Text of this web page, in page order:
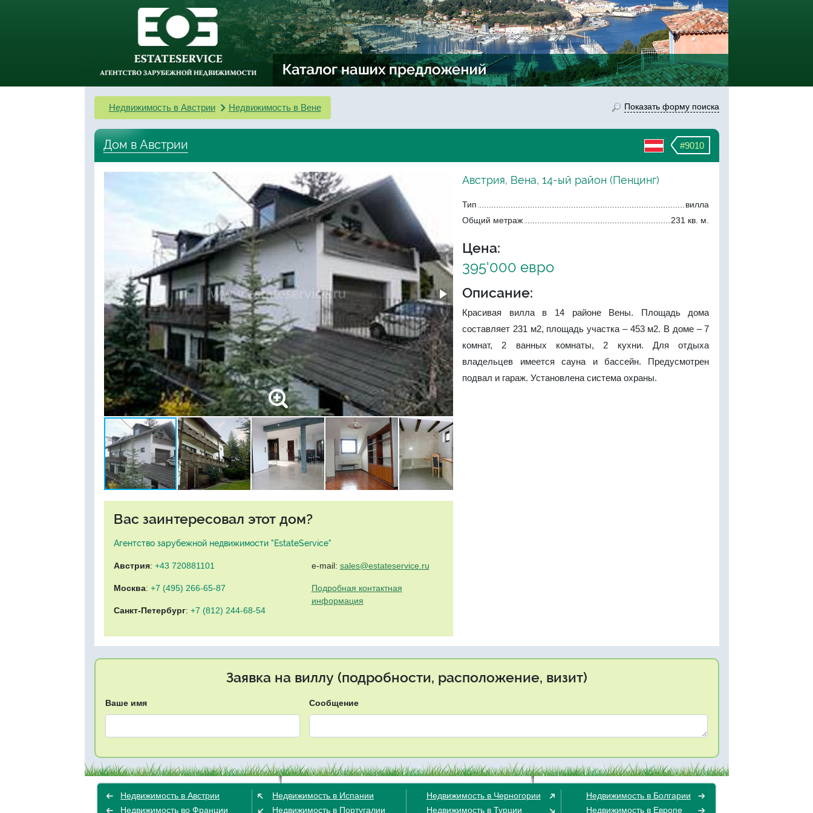
Недвижимость в Австрии Недвижимость в Вене Показать форму поиска
#9010
Дом в Австрии
Вас заинтересовал этот дом?
Агентство зарубежной недвижимости "EstateService"
Австрия: +43 720881101
Москва: +7 (495) 266-65-87
Санкт-Петербург: +7 (812) 244-68-54
e-mail: sales@estateservice.ru
Подробная контактная
информация
Австрия, Вена, 14-ый район (Пенцинг)
Тип
вилла
Общий метраж
231 кв. м.
Цена:
395'000 евро
Описание:
Красивая вилла в 14 районе Вены. Площадь дома
составляет 231 м2, площадь участка – 453 м2. В доме – 7
комнат, 2 ванных комнаты, 2 кухни. Для отдыха
владельцев имеется сауна и бассейн. Предусмотрен
подвал и гараж. Установлена система охраны.
Заявка на виллу (подробности, расположение, визит)
Ваше имя Сообщение
Недвижимость в Австрии
Недвижимость во Франции
Недвижимость в Испании
Недвижимость в Португалии
Недвижимость в Черногории
Недвижимость в Турции
Недвижимость в Болгарии
Недвижимость в Европе